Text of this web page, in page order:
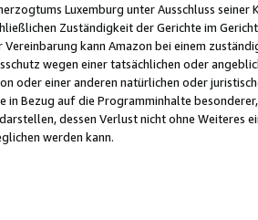
Luxemburg unter Ausschluss
Zuständigkeit der Gerichte im
Vereinbarung kann Amazon bei einem
wegen einer tatsächlichen oder
oder einer anderen natürlichen oder
in Bezug auf die Programminhalte
dessen Verlust nicht ohne Weiteres
werden kann.